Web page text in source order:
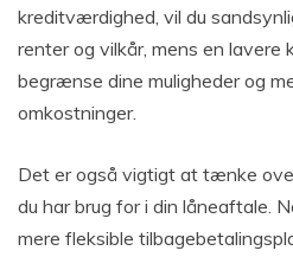
kreditværdighed, vil du
renter og vilkår, mens en
begrænse dine muligheder og
omkostninger.
Det er også vigtigt at tænke
du har brug for i din låneaftale.
mere fleksible